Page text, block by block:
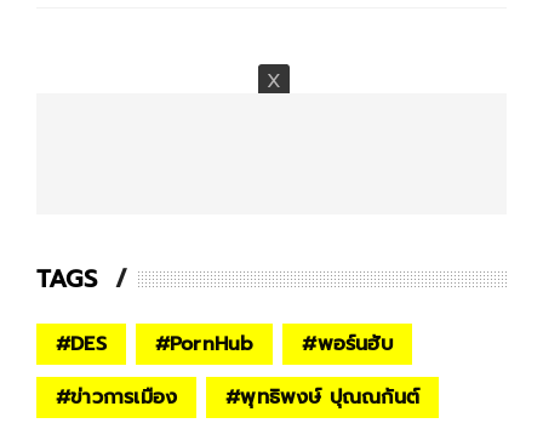
TAGS
#DES #PornHub #พอร์นฮับ
#ข่าวการเมือง #พุทธิพงษ์ ปุณณกันต์